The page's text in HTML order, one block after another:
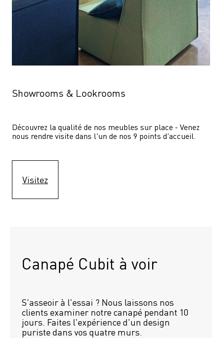
Showrooms & Lookrooms
Découvrez la qualité de nos meubles sur place - Venez
nous rendre visite dans l'un de nos 9 points d'accueil.
Visitez
Canapé Cubit à voir
S'asseoir à l'essai ? Nous laissons nos
clients examiner notre canapé pendant 10
jours. Faites l'expérience d'un design
puriste dans vos quatre murs.